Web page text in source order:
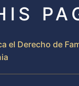
el Derecho de